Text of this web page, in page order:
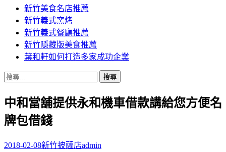
新竹美食名店推薦
新竹義式窯烤
新竹義式餐廳推薦
新竹隱藏版美食推薦
葉和軒如何打造多家成功企業
搜
關
鍵
字:
中和當舖提供永和機車借款講給您方便名
牌包借錢
2018-02-08新竹披薩店admin